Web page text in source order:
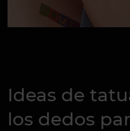
Ideas de
los dedos